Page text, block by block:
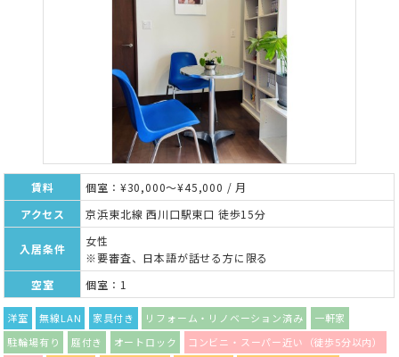
賃料
個室：¥30,000～¥45,000 / 月
アクセス
京浜東北線 西川口駅東口 徒歩15分
入居条件
女性
※要審査、日本語が話せる方に限る
空室
個室：1
洋室 無線LAN 家具付き リフォーム・リノベーション済み
一軒家
駐輪場有り
庭付き オートロック
コンビニ・スーパー近い（徒歩5分以内）